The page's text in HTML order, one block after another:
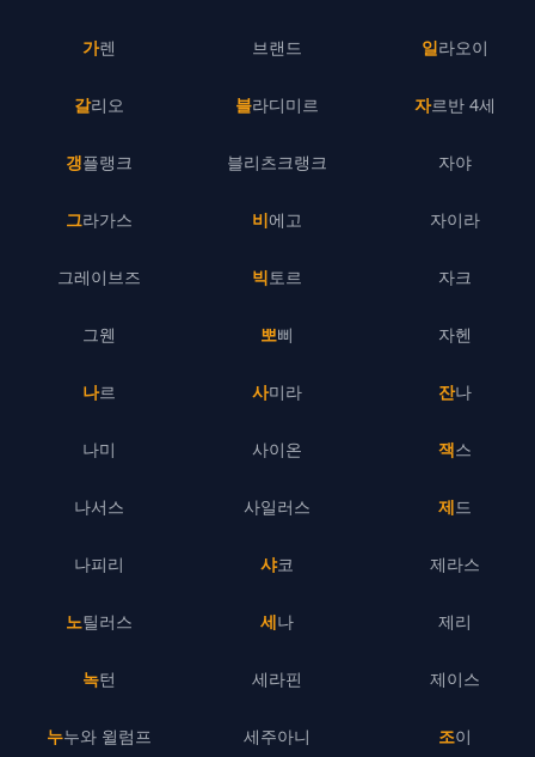
가렌
갈리오
갱플랭크
그라가스
그레이브즈
그웬
나르
나미
나서스
나피리
노틸러스
녹턴
누누와 윌럼프
브랜드
블라디미르
블리츠크랭크
비에고
빅토르
뽀삐
사미라
사이온
사일러스
샤코
세나
세라핀
세주아니
일라오이
자르반 4세
자야
자이라
자크
자헨
잔나
잭스
제드
제라스
제리
제이스
조이